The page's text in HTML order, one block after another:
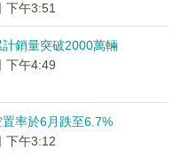
下午3:51
銷量突破2000萬輛
下午4:49
率於6月跌至6.7%
下午3:12